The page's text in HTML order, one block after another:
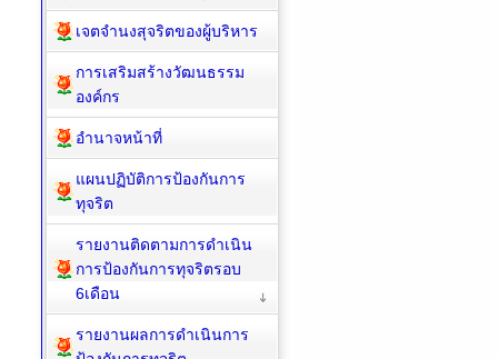
เจตจำนงสุจริตของผู้บริหาร
การเสริมสร้างวัฒนธรรม
องค์กร
อำนาจหน้าที่
แผนปฏิบัติการป้องกันการ
ทุจริต
รายงานติดตามการดำเนิน
การป้องกันการทุจริตรอบ
6เดือน
รายงานผลการดำเนินการ